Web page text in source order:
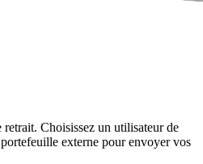
Choisissez un utilisateur de
externe pour envoyer vos